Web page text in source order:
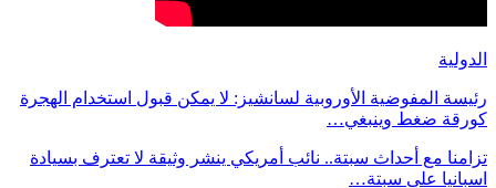
الدولية
رئيسة المفوضية الأوروبية لسانشيز: لا يمكن قبول استخدام الهجرة
كورقة ضغط وينبغي…
تزامنا مع أحداث سبتة.. نائب أمريكي ينشر وثيقة لا تعترف بسيادة
اسبانيا على سبتة…